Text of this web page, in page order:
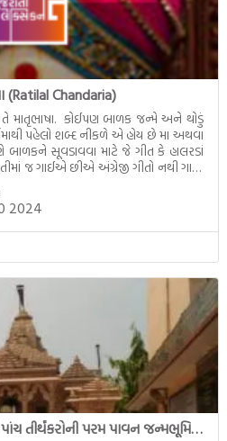
(Ratilal Chandaria)
માતૃભાષા. કોઈપણ બાળક જન્મે અને થોડું
પહેલો શબ્દ નીકળે એ હોય છે મા અથવા
સૂવડાવવા માટે જે ગીત કે હાલરડાં
જ ગાઈએ છીએ અંગ્રેજી ગીતો નથી ગાતા.
2024
ઓગણીસ કલ્યાણકો ધરાવતી પાંચ તીર્થંકરોની પરમ પાવન જન્મભૂમિ – અયોધ્યા (Ayodhya)